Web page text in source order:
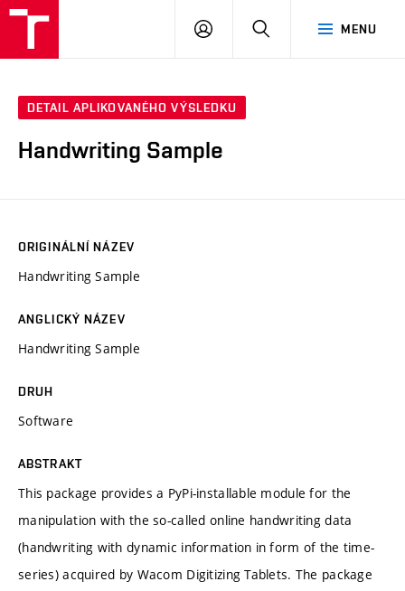
MENU
PŘIHLÁSIT
DETAIL APLIKOVANÉHO VÝSLEDKU
Handwriting Sample
ORIGINÁLNÍ NÁZEV
Handwriting Sample
ANGLICKÝ NÁZEV
Handwriting Sample
DRUH
Software
ABSTRAKT
This package provides a PyPi-installable module for the
manipulation with the so-called online handwriting data
(handwriting with dynamic information in form of the time-
series) acquired by Wacom Digitizing Tablets. The package